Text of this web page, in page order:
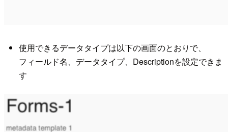
使用できるデータタイプは以下の画面のとおりで、
フィールド名、データタイプ、Descriptionを設定できま
す